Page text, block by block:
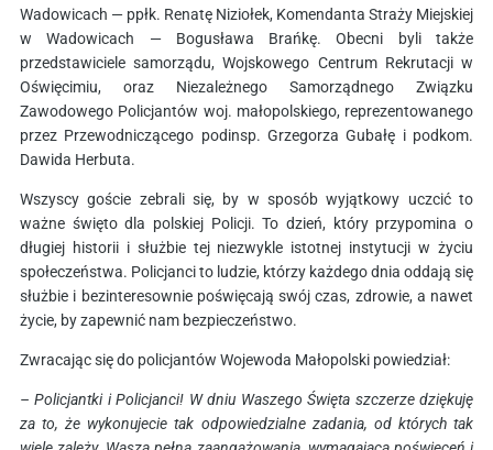
Wadowicach — ppłk. Renatę Niziołek, Komendanta Straży Miejskiej
w Wadowicach — Bogusława Brańkę. Obecni byli także
przedstawiciele samorządu, Wojskowego Centrum Rekrutacji w
Oświęcimiu, oraz Niezależnego Samorządnego Związku
Zawodowego Policjantów woj. małopolskiego, reprezentowanego
przez Przewodniczącego podinsp. Grzegorza Gubałę i podkom.
Dawida Herbuta.
Wszyscy goście zebrali się, by w sposób wyjątkowy uczcić to
ważne święto dla polskiej Policji. To dzień, który przypomina o
długiej historii i służbie tej niezwykle istotnej instytucji w życiu
społeczeństwa. Policjanci to ludzie, którzy każdego dnia oddają się
służbie i bezinteresownie poświęcają swój czas, zdrowie, a nawet
życie, by zapewnić nam bezpieczeństwo.
Zwracając się do policjantów Wojewoda Małopolski powiedział:
– Policjantki i Policjanci! W dniu Waszego Święta szczerze dziękuję
za to, że wykonujecie tak odpowiedzialne zadania, od których tak